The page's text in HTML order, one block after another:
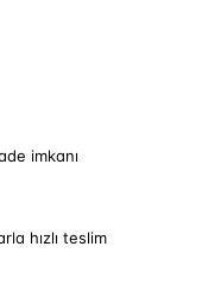
imkanı
hızlı teslim